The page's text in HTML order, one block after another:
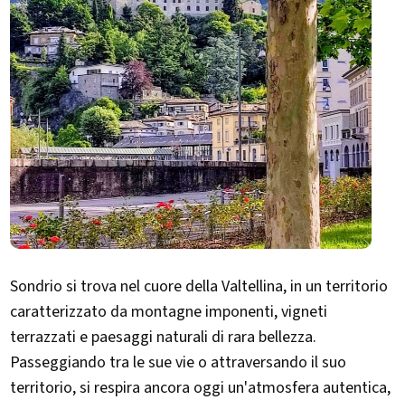
Sondrio si trova nel cuore della Valtellina, in un territorio
caratterizzato da montagne imponenti, vigneti
terrazzati e paesaggi naturali di rara bellezza.
Passeggiando tra le sue vie o attraversando il suo
territorio, si respira ancora oggi un'atmosfera autentica,